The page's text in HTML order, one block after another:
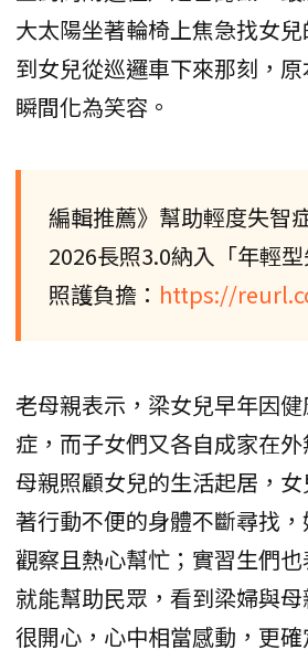
大太陽坐著輪椅上焦急找女
到女兒從巡邏車下來那刻，
瞬間化為笑容。
編輯推薦》幫助輕度失智
2026長照3.0納入「年輕
照護負擔： https://
老母親表示，梁女兒早年因
症，而子女們又各自成家在
母親照顧女兒的生活起居，
著行動不便的身體不斷尋找
觀察且熱心幫忙；實習生們
就能幫助民眾，看到梁婦與
很開心，心中相當感動，更